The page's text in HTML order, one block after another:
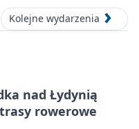
Kolejne wydarzenia
nad Łydynią
rowerowe